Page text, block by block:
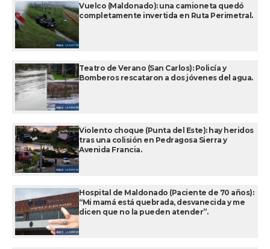
Vuelco (Maldonado): una camioneta quedó
completamente invertida en Ruta Perimetral.
Teatro de Verano (San Carlos): Policía y
Bomberos rescataron a dos jóvenes del agua.
Violento choque (Punta del Este): hay heridos
tras una colisión en Pedragosa Sierra y
Avenida Francia.
Hospital de Maldonado (Paciente de 70 años):
“Mi mamá está quebrada, desvanecida y me
dicen que no la pueden atender”.